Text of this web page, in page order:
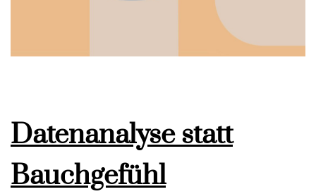
Datenanalyse statt
Bauchgefühl